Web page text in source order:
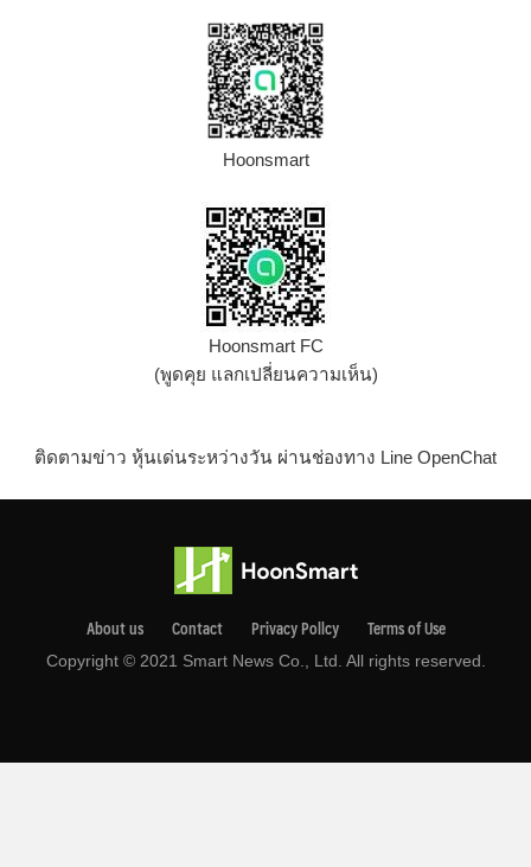
Hoonsmart
Hoonsmart FC
(พูดคุย แลกเปลี่ยนความเห็น)
ติดตามข่าว หุ้นเด่นระหว่างวัน ผ่านช่องทาง Line OpenChat
About us Contact Privacy Pollcy Terms of Use
Copyright © 2021 Smart News Co., Ltd. All rights reserved.